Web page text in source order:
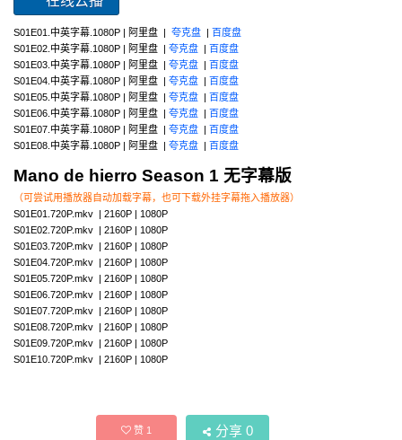
S01E01.中英字幕.1080P | 阿里盘 | 夸克盘 | 百度盘
S01E02.中英字幕.1080P | 阿里盘 | 夸克盘 | 百度盘
S01E03.中英字幕.1080P | 阿里盘 | 夸克盘 | 百度盘
S01E04.中英字幕.1080P | 阿里盘 | 夸克盘 | 百度盘
S01E05.中英字幕.1080P | 阿里盘 | 夸克盘 | 百度盘
S01E06.中英字幕.1080P | 阿里盘 | 夸克盘 | 百度盘
S01E07.中英字幕.1080P | 阿里盘 | 夸克盘 | 百度盘
S01E08.中英字幕.1080P | 阿里盘 | 夸克盘 | 百度盘
Mano de hierro Season 1 无字幕版
（可尝试用播放器自动加载字幕，也可下载外挂字幕拖入播放器）
S01E01.720P.mkv | 2160P | 1080P
S01E02.720P.mkv | 2160P | 1080P
S01E03.720P.mkv | 2160P | 1080P
S01E04.720P.mkv | 2160P | 1080P
S01E05.720P.mkv | 2160P | 1080P
S01E06.720P.mkv | 2160P | 1080P
S01E07.720P.mkv | 2160P | 1080P
S01E08.720P.mkv | 2160P | 1080P
S01E09.720P.mkv | 2160P | 1080P
S01E10.720P.mkv | 2160P | 1080P
赞1 分享 0